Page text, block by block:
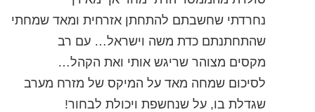
נחרדתי שחשבתם להתחתן אזרחית ומאד שמחתי
שהתחתנתם כדת משה וישראל… עם רב
מקסים מצוהר שריגש אותי ואת הקהל…
לסיכום שמחה מאד על המיקס של מזרח מערב
שגדלת בו, על שנחשפת ויכולת לבחור!